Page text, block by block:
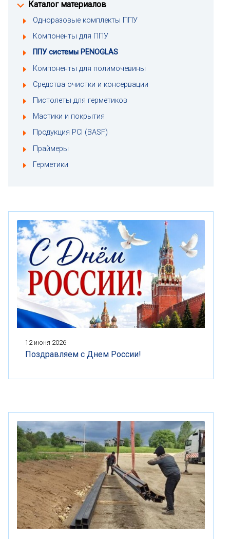
Каталог материалов
Одноразовые комплекты ППУ
Компоненты для ППУ
ППУ системы PENOGLAS
Компоненты для полимочевины
Средства очистки и консервации
Пистолеты для герметиков
Мастики и покрытия
Продукция PCI (BASF)
Праймеры
Герметики
12 июня 2026
Поздравляем с Днем России!